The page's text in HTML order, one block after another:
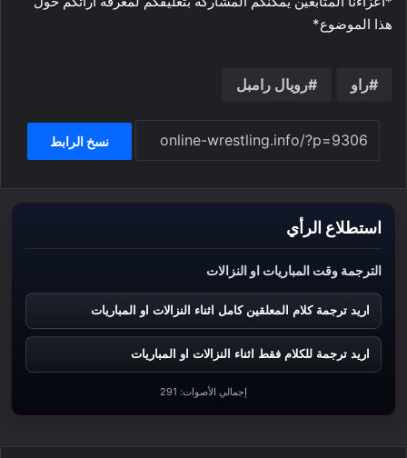
هذا الموضوع*
راو رويال رامبل
نسخ الرابط
استطلاع الرأي
الترجمة وقت المباريات او النزالات
اريد ترجمة كلام المعلقين كامل اثناء النزالات او المباريات
اريد ترجمة للكلام فقط اثناء النزالات او المباريات
إجمالي الأصوات: 291